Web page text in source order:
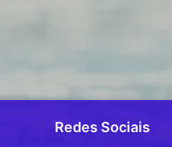
Redes Sociais